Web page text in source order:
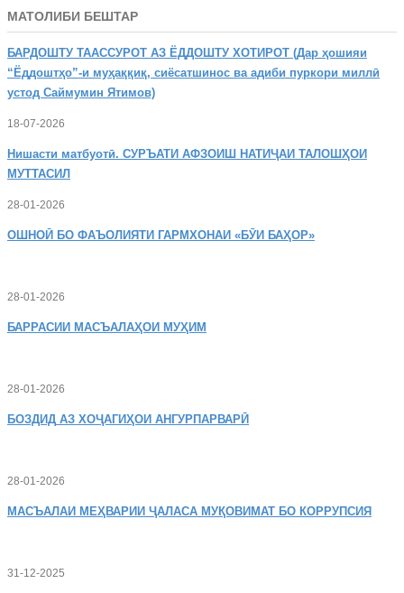
МАТОЛИБИ БЕШТАР
БАРДОШТУ ТААССУРОТ АЗ ЁДДОШТУ ХОТИРОТ (Дар ҳошияи
“Ёддоштҳо”-и муҳаққиқ, сиёсатшинос ва адиби пуркори миллӣ
устод Саймумин Ятимов)
18-07-2026
Нишасти матбуотӣ. СУРЪАТИ АФЗОИШ НАТИҶАИ ТАЛОШҲОИ
МУТТАСИЛ
28-01-2026
ОШНОӢ БО ФАЪОЛИЯТИ ГАРМХОНАИ «БӮИ БАҲОР»
28-01-2026
БАРРАСИИ МАСЪАЛАҲОИ МУҲИМ
28-01-2026
БОЗДИД АЗ ХОҶАГИҲОИ АНГУРПАРВАРӢ
28-01-2026
МАСЪАЛАИ МЕҲВАРИИ ҶАЛАСА МУҚОВИМАТ БО КОРРУПСИЯ
31-12-2025